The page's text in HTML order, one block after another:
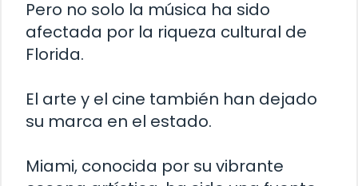
Pero no solo la música ha sido
afectada por la riqueza cultural de
Florida.
El arte y el cine también han dejado
su marca en el estado.
Miami, conocida por su vibrante